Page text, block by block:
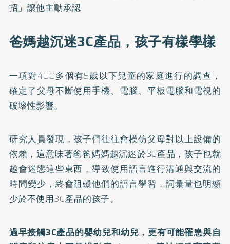
招」讓他主動承認
爸媽越沉迷3C產品，孩子有樣學樣
一項對400多個有5歲以下兒童的家庭進行的調查，
確定了父母不斷使用手機、電腦、平板電腦和電視的
破壞性影響。
研究人員發現，孩子們往往會模仿父母對以上設備的
依賴，這意味著爸爸媽媽越沉迷於3C產品，孩子也就
越會迷戀這些東西，導致使用語言進行溝通與交流的
時間變少，終會阻礙他們的語言學習，詞彙量也明顯
少於不使用3C產品的孩子。
過早接觸3C產品的嬰幼兒和幼兒，更有可能罹患與自